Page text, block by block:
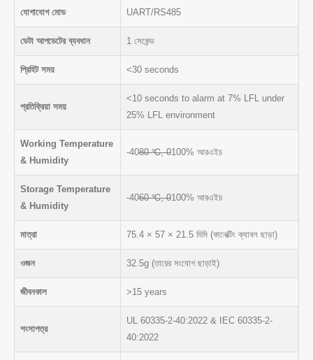
যোগাযোগ মোড UART/RS485
ডেটা আপডেটের ব্যবধান 1 সেকেন্ড
প্রিহিট সময় <30 seconds
প্রতিক্রিয়া সময়
<10 seconds to alarm at 7% LFL under
25% LFL environment
Working Temperature
& Humidity
-4080 ℃, 0100% আরএইচ
Storage Temperature
& Humidity
-4060 ℃, 0100% আরএইচ
মাত্রা 75.4 × 57 × 21.5 মিমি (কানেক্টিং ক্যাবল ছাড়া)
ওজন 32.5g (তারের সংযোগ ছাড়াই)
জীবনকাল >15 years
শংসাপত্র
UL 60335-2-40:2022 & IEC 60335-2-
40:2022